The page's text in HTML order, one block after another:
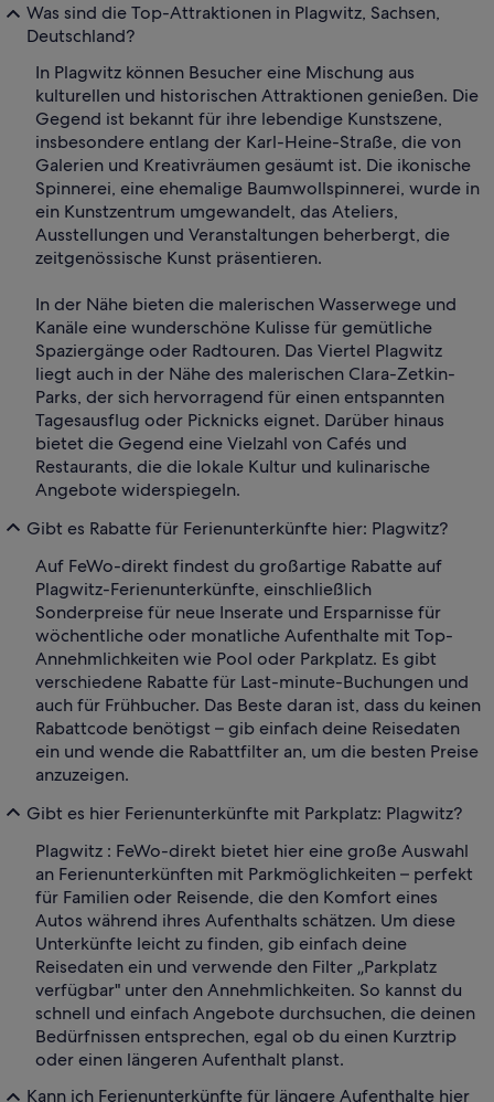
Was sind die Top-Attraktionen in Plagwitz, Sachsen,
Deutschland?
In Plagwitz können Besucher eine Mischung aus
kulturellen und historischen Attraktionen genießen. Die
Gegend ist bekannt für ihre lebendige Kunstszene,
insbesondere entlang der Karl-Heine-Straße, die von
Galerien und Kreativräumen gesäumt ist. Die ikonische
Spinnerei, eine ehemalige Baumwollspinnerei, wurde in
ein Kunstzentrum umgewandelt, das Ateliers,
Ausstellungen und Veranstaltungen beherbergt, die
zeitgenössische Kunst präsentieren.
In der Nähe bieten die malerischen Wasserwege und
Kanäle eine wunderschöne Kulisse für gemütliche
Spaziergänge oder Radtouren. Das Viertel Plagwitz
liegt auch in der Nähe des malerischen Clara-Zetkin-
Parks, der sich hervorragend für einen entspannten
Tagesausflug oder Picknicks eignet. Darüber hinaus
bietet die Gegend eine Vielzahl von Cafés und
Restaurants, die die lokale Kultur und kulinarische
Angebote widerspiegeln.
Gibt es Rabatte für Ferienunterkünfte hier: Plagwitz?
Auf FeWo-direkt findest du großartige Rabatte auf
Plagwitz-Ferienunterkünfte, einschließlich
Sonderpreise für neue Inserate und Ersparnisse für
wöchentliche oder monatliche Aufenthalte mit Top-
Annehmlichkeiten wie Pool oder Parkplatz. Es gibt
verschiedene Rabatte für Last-minute-Buchungen und
auch für Frühbucher. Das Beste daran ist, dass du keinen
Rabattcode benötigst – gib einfach deine Reisedaten
ein und wende die Rabattfilter an, um die besten Preise
anzuzeigen.
Gibt es hier Ferienunterkünfte mit Parkplatz: Plagwitz?
Plagwitz : FeWo-direkt bietet hier eine große Auswahl
an Ferienunterkünften mit Parkmöglichkeiten – perfekt
für Familien oder Reisende, die den Komfort eines
Autos während ihres Aufenthalts schätzen. Um diese
Unterkünfte leicht zu finden, gib einfach deine
Reisedaten ein und verwende den Filter „Parkplatz
verfügbar" unter den Annehmlichkeiten. So kannst du
schnell und einfach Angebote durchsuchen, die deinen
Bedürfnissen entsprechen, egal ob du einen Kurztrip
oder einen längeren Aufenthalt planst.
Kann ich Ferienunterkünfte für längere Aufenthalte hier